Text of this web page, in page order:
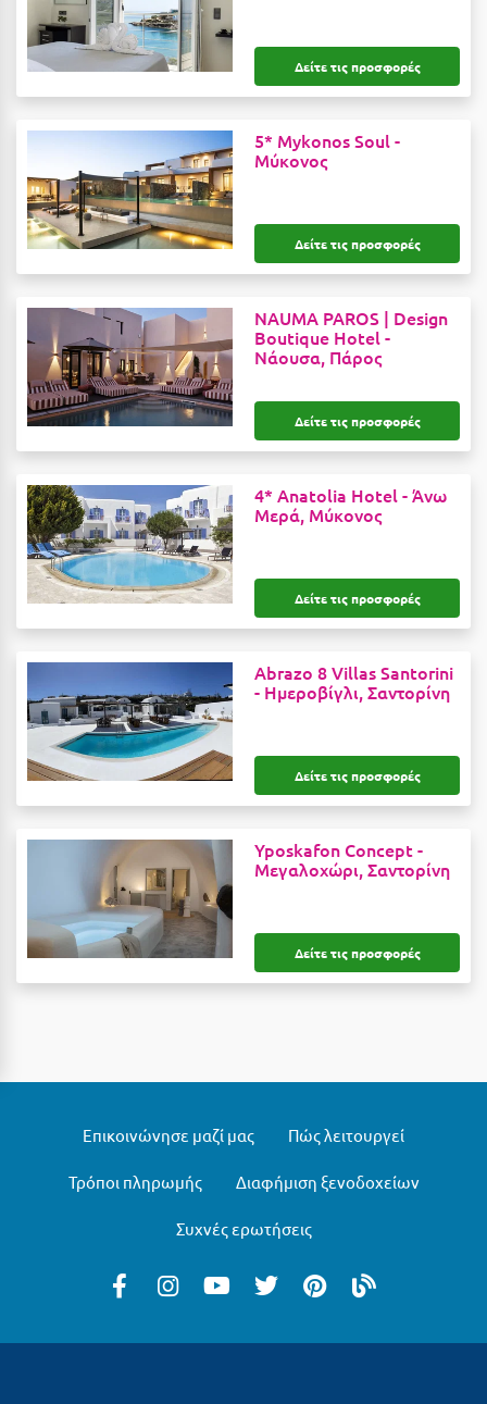
Κάρπαθος
Κάρυστος
Κασσάνδρα
Καστοριά
Κέα - Τζιά
Κερατέα
Κέρκυρα
Κεφαλονιά
Κοζάνη
Κοκκώνι Κορινθίας
Κομοτηνή
Κόρινθος
Κορώνη
Κουρούτα Ηλείας
Κουφονήσια
Κρουαζιέρες
Κύθηρα
Κυλλήνη
Κύπρος
Λασίθι
Δείτε τις προσφορές
5* Mykonos Soul -
Μύκονος
Δείτε τις προσφορές
NAUMA PAROS | Design
Boutique Hotel -
Νάουσα, Πάρος
Δείτε τις προσφορές
4* Αnatolia Hotel -Άνω
Μερά, Μύκονος
Δείτε τις προσφορές
Abrazo 8 Villas Santorini
- Ημεροβίγλι, Σαντορίνη
Δείτε τις προσφορές
Yposkafon Concept -
Μεγαλοχώρι, Σαντορίνη
Δείτε τις προσφορές
Επικοινώνησε μαζί μας Πώς λειτουργεί
Τρόποι πληρωμής Διαφήμιση ξενοδοχείων
Συχνές ερωτήσεις